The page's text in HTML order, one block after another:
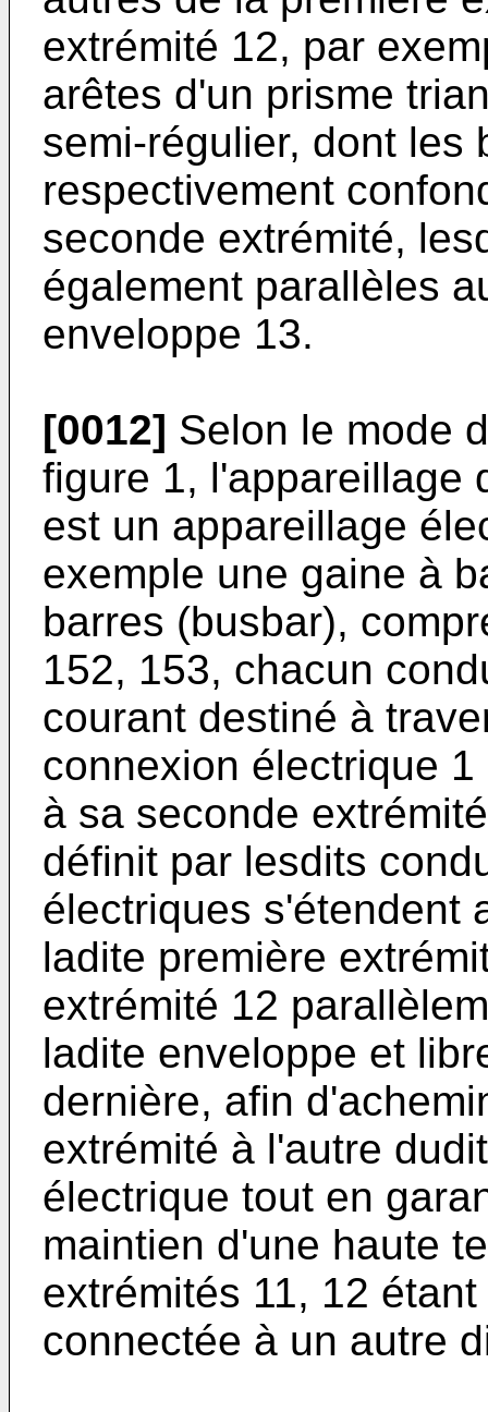
extrémité 12, par
arêtes d'un prisme
semi-régulier, dont les
respectivement
seconde extrémité,
également parallèles
enveloppe 13.
[0012] Selon le mode
figure 1, l'appareillage
est un appareillage
exemple une gaine à
barres (busbar),
152, 153, chacun
courant destiné à
connexion électrique
à sa seconde
définit par lesdits
électriques s'étendent
ladite première
extrémité 12
ladite enveloppe et
dernière, afin
extrémité à l'autre
électrique tout en
maintien d'une haute
extrémités 11, 12
connectée à un autre